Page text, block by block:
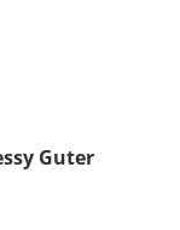
Guter